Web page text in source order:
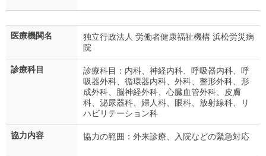
医療機関名
独立行政法人 労働者健康福祉機構 浜松労災病
院
診療科目
診療科目：内科、神経内科、呼吸器内科、呼
吸器外科、循環器内科、外科、整形外科、形
成外科、脳神経外科、心臓血管外科、皮膚
科、泌尿器科、婦人科、眼科、放射線科、リ
ハビリテーション科
協力内容 協力の範囲：外来診療、入院などの緊急対応